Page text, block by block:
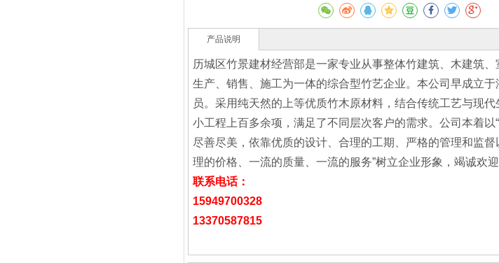
产品说明
历城区竹景建材经营部是一家专业从事整体竹建筑、木建筑
生产、销售、施工为一体的综合型竹艺企业。本公司早成立
员。采用纯天然的上等优质竹木原材料，结合传统工艺与现
小工程上百多余项，满足了不同层次客户的需求。公司本着以
尽善尽美，依靠优质的设计、合理的工期、严格的管理和监
理的价格、一流的质量、一流的服务”树立企业形象，竭诚欢
联系电话：
15949700328
13370587815